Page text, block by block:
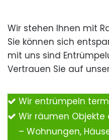
Wir stehen Ihnen mit
Sie können sich
mit uns sind
Vertrauen Sie auf
Wir entrümpeln
Wir räumen
– Wohnungen,